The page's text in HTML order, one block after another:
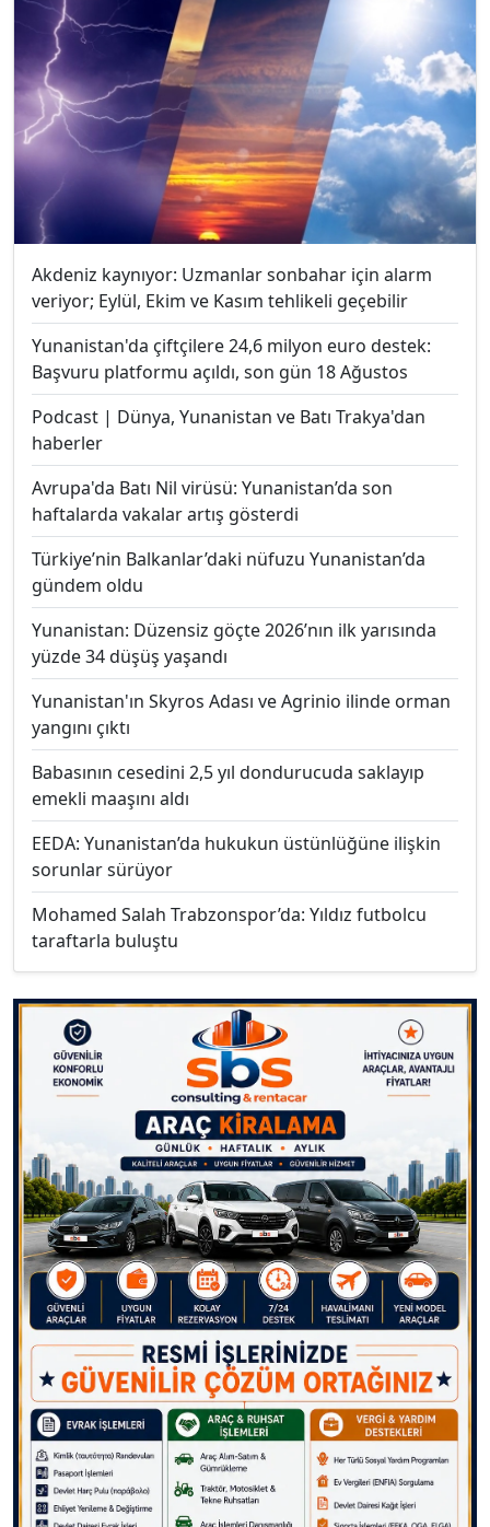
Akdeniz kaynıyor: Uzmanlar sonbahar için alarm
veriyor; Eylül, Ekim ve Kasım tehlikeli geçebilir
Yunanistan'da çiftçilere 24,6 milyon euro destek:
Başvuru platformu açıldı, son gün 18 Ağustos
Podcast | Dünya, Yunanistan ve Batı Trakya'dan
haberler
Avrupa'da Batı Nil virüsü: Yunanistan’da son
haftalarda vakalar artış gösterdi
Türkiye’nin Balkanlar’daki nüfuzu Yunanistan’da
gündem oldu
Yunanistan: Düzensiz göçte 2026’nın ilk yarısında
yüzde 34 düşüş yaşandı
Yunanistan'ın Skyros Adası ve Agrinio ilinde orman
yangını çıktı
Babasının cesedini 2,5 yıl dondurucuda saklayıp
emekli maaşını aldı
EEDA: Yunanistan’da hukukun üstünlüğüne ilişkin
sorunlar sürüyor
Mohamed Salah Trabzonspor’da: Yıldız futbolcu
taraftarla buluştu